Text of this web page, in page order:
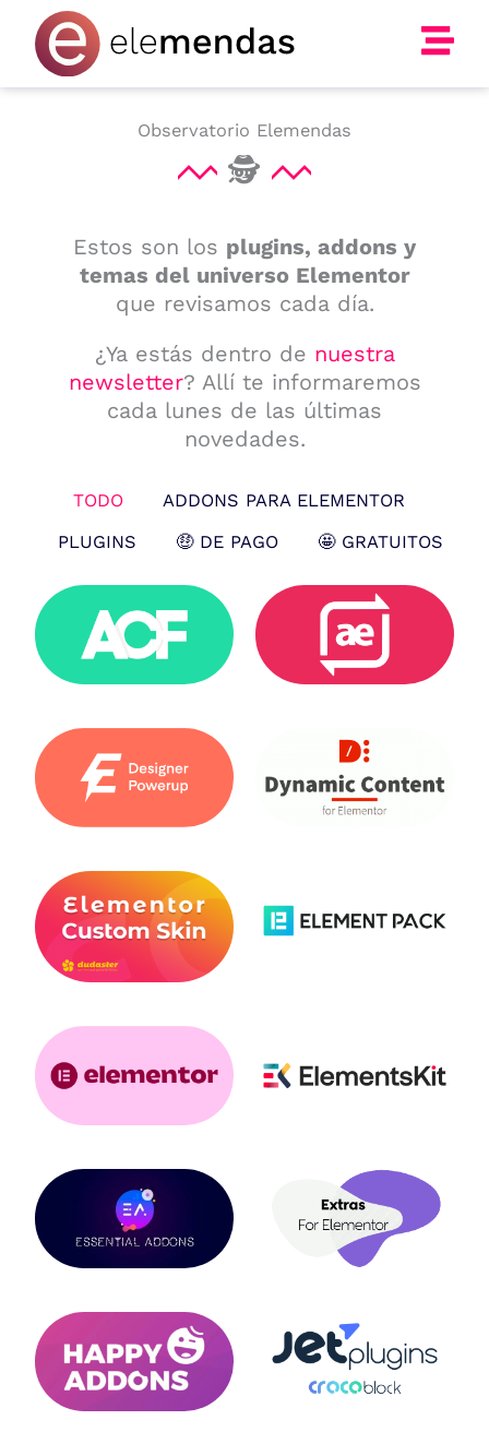
contenido
Observatorio Elemendas
🕵
Estos son los plugins, addons y
temas del universo Elementor
que revisamos cada día.
¿Ya estás dentro de nuestra
newsletter? Allí te informaremos
cada lunes de las últimas
novedades.
TODO
ADDONS PARA ELEMENTOR
PLUGINS
🤑 DE PAGO 🤩 GRATUITOS